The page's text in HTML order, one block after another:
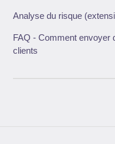
Analyse du risque
FAQ - Comment envoyer
clients